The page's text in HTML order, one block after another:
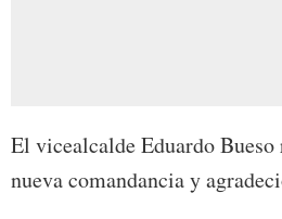
El vicealcalde Eduardo
nueva comandancia y